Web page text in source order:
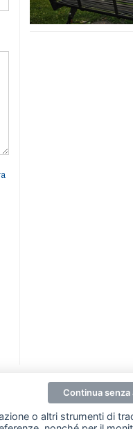
o altri strumenti di
Continua